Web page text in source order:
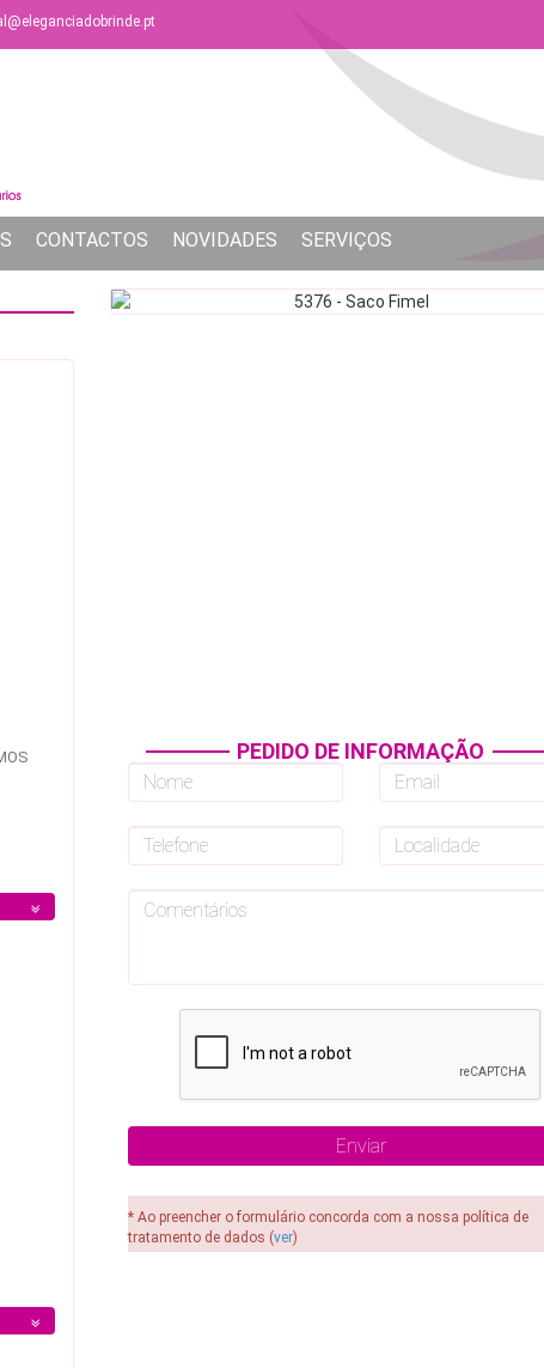
CONTACTOS NOVIDADES SERVIÇOS
PEDIDO DE INFORMAÇÃO
* Ao preencher o formulário concorda com a nossa política de
tratamento de dados (ver)